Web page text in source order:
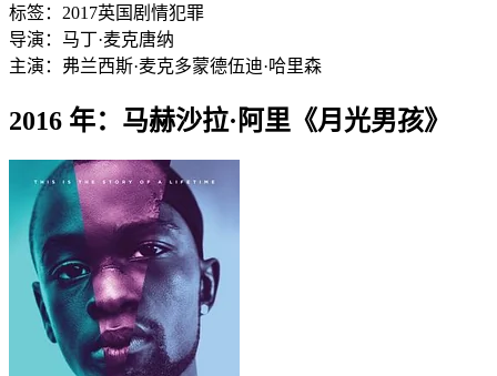
标签： 2017英国 剧情犯罪
导演： 马丁·麦克唐纳
主演： 弗兰西斯·麦克多蒙德伍迪·哈里森
2016 年：马赫沙拉·阿里《月光男孩》